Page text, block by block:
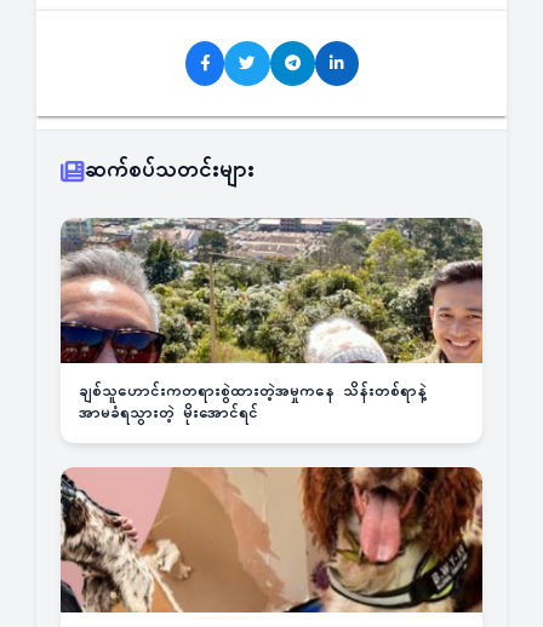
ဆက်စပ်သတင်းများ
ချစ်သူဟောင်းကတရားစွဲထားတဲ့အမှုကနေ သိန်းတစ်ရာနဲ့
အာမခံရသွားတဲ့ မိုးအောင်ရင်